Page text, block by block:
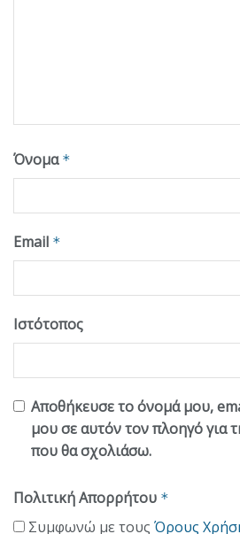
Όνομα *
Email *
Ιστότοπος
Αποθήκευσε το όνομά μου,
μου σε αυτόν τον πλοηγό για
που θα σχολιάσω.
Πολιτική Απορρήτου *
Συμφωνώ με τους Όρους